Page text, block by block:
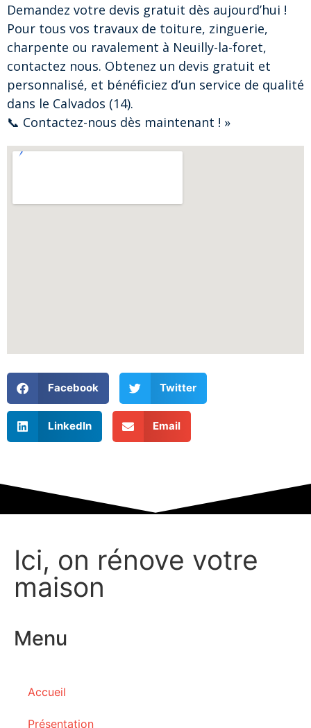
Demandez votre devis gratuit dès aujourd’hui !
Pour tous vos travaux de toiture, zinguerie,
charpente ou ravalement à Neuilly-la-foret,
contactez nous. Obtenez un devis gratuit et
personnalisé, et bénéficiez d’un service de qualité
dans le Calvados (14).
📞 Contactez-nous dès maintenant ! »
Facebook Twitter
LinkedIn Email
Ici, on rénove votre
maison
Menu
Accueil
Présentation